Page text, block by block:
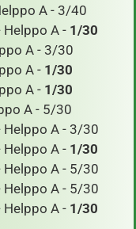
A - 3/40
Helppo A - 1/30
A - 3/30
A - 1/30
A - 1/30
A - 5/30
Helppo A - 3/30
Helppo A - 1/30
Helppo A - 5/30
Helppo A - 5/30
Helppo A - 1/30